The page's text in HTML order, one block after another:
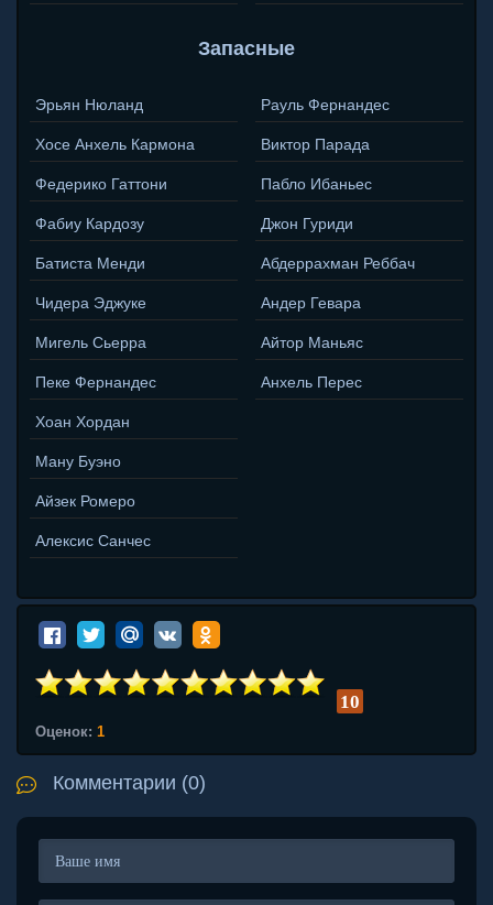
Запасные
Эрьян Нюланд
Хосе Анхель Кармона
Федерико Гаттони
Фабиу Кардозу
Батиста Менди
Чидера Эджукe
Мигель Сьерра
Пеке Фернандес
Хоан Хордан
Ману Буэно
Айзек Ромеро
Алексис Санчес
Рауль Фернандес
Виктор Парада
Пабло Ибаньес
Джон Гуриди
Абдеррахман Реббач
Андер Гевара
Айтор Маньяс
Анхель Перес
10
Оценок: 1
Комментарии (0)